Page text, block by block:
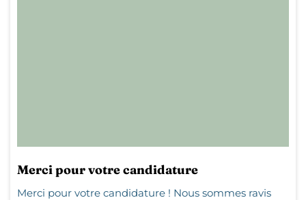
Merci pour votre candidature
Merci pour votre candidature ! Nous sommes ravis